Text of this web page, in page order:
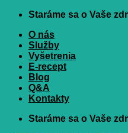
Skip
content
Staráme sa o Vaše
O nás
Služby
Vyšetrenia
E-recept
Blog
Q&A
Kontakty
Staráme sa o Vaše